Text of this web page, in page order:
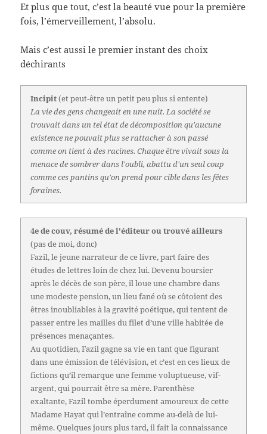
Et plus que tout, c’est la beauté vue pour la première
fois, l’émerveillement, l’absolu.
Mais c’est aussi le premier instant des choix
déchirants
Incipit(et peut-être un petit peu plus si entente)
La vie des gens changeait en une nuit. La société se
trouvait dans un tel état de décomposition qu'aucune
existence ne pouvait plus se rattacher à son passé
comme on tient à des racines. Chaque être vivait sous la
menace de sombrer dans l'oubli, abattu d'un seul coup
comme ces pantins qu'on prend pour cible dans les fêtes
foraines.
4e de couv, résumé de l'éditeur ou trouvé ailleurs
(pas de moi, donc)
Fazil, le jeune narrateur de ce livre, part faire des
études de lettres loin de chez lui. Devenu boursier
après le décès de son père, il loue une chambre dans
une modeste pension, un lieu fané où se côtoient des
êtres inoubliables à la gravité poétique, qui tentent de
passer entre les mailles du filet d’une ville habitée de
présences menaçantes.
Au quotidien, Fazil gagne sa vie en tant que figurant
dans une émission de télévision, et c’est en ces lieux de
fictions qu’il remarque une femme voluptueuse, vif-
argent, qui pourrait être sa mère. Parenthèse
exaltante, Fazil tombe éperdument amoureux de cette
Madame Hayat qui l’entraîne comme au-delà de lui-
même. Quelques jours plus tard, il fait la connaissance